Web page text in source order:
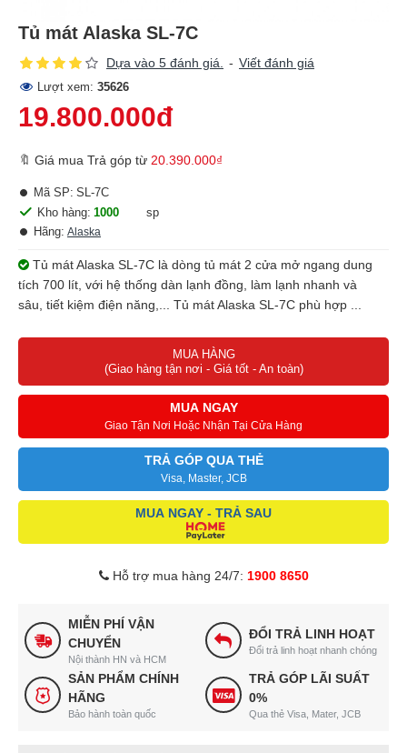
Tủ mát Alaska SL-7C
Dựa vào 5 đánh giá. - Viết đánh giá
Lượt xem: 35626
19.800.000đ
🔖 Giá mua Trả góp từ 20.390.000₫
Kho hàng: 1000
sp
Hãng: Alaska
Mã SP: SL-7C
Tủ mát Alaska SL-7C là dòng tủ mát 2 cửa mở ngang dung
tích 700 lít, với hệ thống dàn lạnh đồng, làm lạnh nhanh và
sâu, tiết kiệm điện năng,... Tủ mát Alaska SL-7C phù hợp ...
MUA HÀNG
(Giao hàng tận nơi - Giá tốt - An toàn)
MUA NGAY
Giao Tận Nơi Hoặc Nhận Tại Cửa Hàng
TRẢ GÓP QUA THẺ
Visa, Master, JCB
MUA NGAY - TRẢ SAU
Hỗ trợ mua hàng 24/7: 1900 8650
MIỄN PHÍ VẬN
CHUYỂN
Nội thành HN và HCM
ĐỔI TRẢ LINH HOẠT
Đổi trả linh hoạt nhanh chóng
SẢN PHẨM CHÍNH
HÃNG
Bảo hành toàn quốc
TRẢ GÓP LÃI SUẤT
0%
Qua thẻ Visa, Mater, JCB